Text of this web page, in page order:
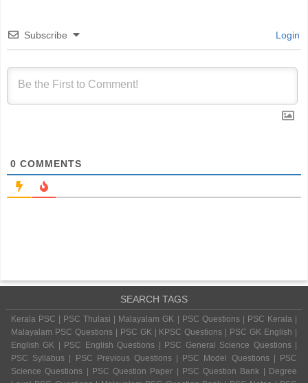
Subscribe Login
0 COMMENTS
SEARCH TAGS
Kerala PSC | PSC Thulasi | Malayalam GK | PSC Questions | PSC Kerala |
Malayalam PSC Questions | PSC GK | KPSC Questions | PSC GK English |
English GK | PSC English Questions | PSC General Science Questions |
PSC Syllabus | PSC Previous Questions | PSC Model Questions | PSC
Science Questions | PSC Question Paper | PSC Question Bank | Degree